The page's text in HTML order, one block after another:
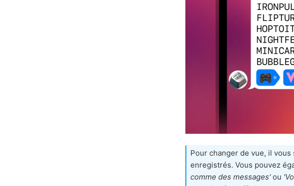
Pour changer de vue, il vous
enregistrés. Vous pouvez
comme des messages'ou